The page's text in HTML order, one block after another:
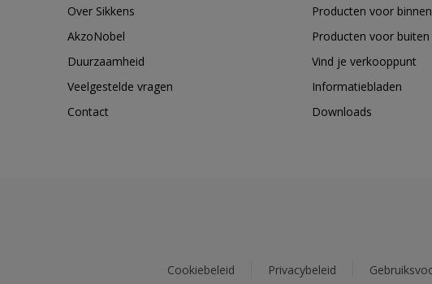
Over Sikkens
AkzoNobel
Duurzaamheid
Veelgestelde vragen
Contact
Producten voor binnen
Producten voor buiten
Vind je verkooppunt
Informatiebladen
Downloads
Cookiebeleid Privacybeleid